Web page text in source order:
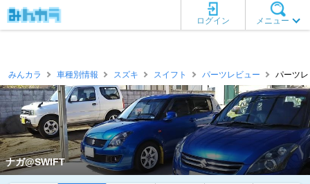
メニュー
ログイン
みんカラ 車種別情報 スズキ スイフト パーツレビュー パーツ
ナガ@SWIFT